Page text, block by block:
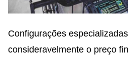
Configurações
consideravelmente o preço